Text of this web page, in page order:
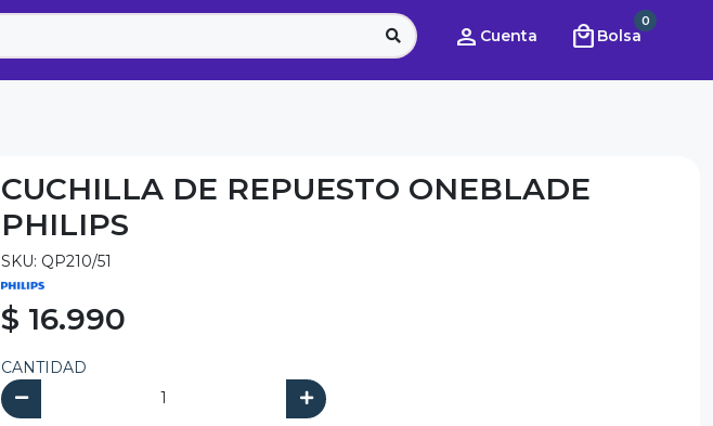
person Cuenta local_mall Bolsa
0
CUCHILLA DE REPUESTO ONEBLADE
PHILIPS
SKU: QP210/51
$ 16.990
CANTIDAD